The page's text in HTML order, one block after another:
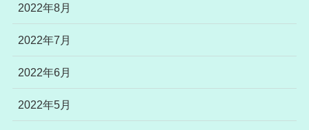
2022年8月
2022年7月
2022年6月
2022年5月